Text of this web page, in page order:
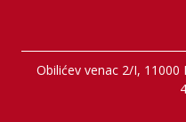
Obilićev venac 2/I,